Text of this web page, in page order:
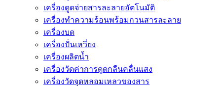
เครื่องดูดจ่ายสารละลายอัตโนมัติ
เครื่องทำความร้อนพร้อมกวนสารละลาย
เครื่องบด
เครื่องปั่นเหวี่ยง
เครื่องผลิตน้ำ
เครื่องวัดค่าการดูดกลืนคลื่นแสง
เครื่องวัดจุดหลอมเหลวของสาร